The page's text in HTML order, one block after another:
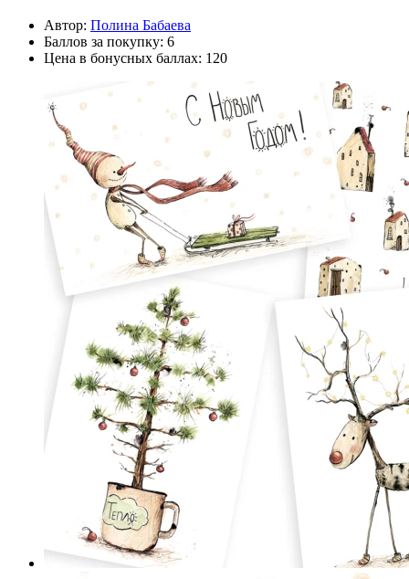
Автор: Полина Бабаева
Баллов за покупку: 6
Цена в бонусных баллах: 120